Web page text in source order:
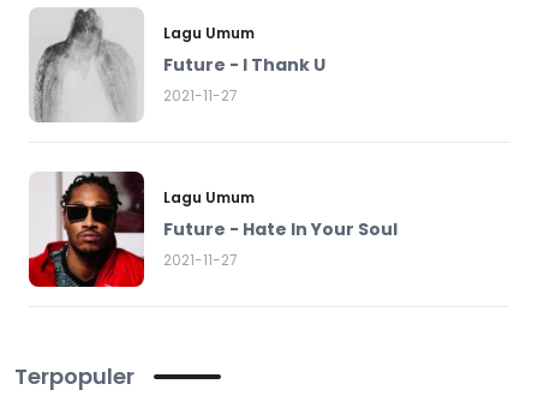
Lagu Umum
Future - I Thank U
2021-11-27
Lagu Umum
Future - Hate In Your Soul
2021-11-27
Terpopuler